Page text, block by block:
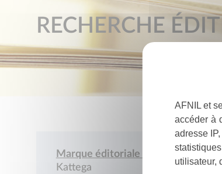
RECHERCHE
Marque éditoriale :
Kattega
AFNIL et
accéder à
adresse
utilisateur,